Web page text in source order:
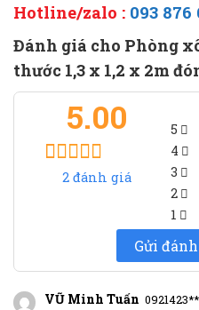
Hotline/zalo : 093 876
Đánh giá cho Phòng
thước 1,3 x 1,2 x 2m
5.00
5.00trên 5
2 đánh giá
5
4
3
2
1
Gửi
VŨ Minh Tuấn